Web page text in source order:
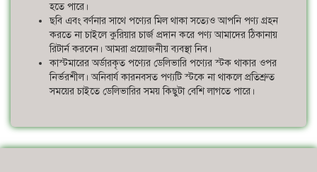
হতে পারে।
ছবি এবং বর্ণনার সাথে পণ্যের মিল থাকা সত্যেও আপনি পণ্য গ্রহন
করতে না চাইলে কুরিয়ার চার্জ প্রদান করে পণ্য আমাদের ঠিকানায়
রিটার্ন করবেন। আমরা প্রয়োজনীয় ব্যবস্থা নিব।
কাস্টমারের অর্ডারকৃত পণ্যের ডেলিভারি পণ্যের স্টক থাকার ওপর
নির্ভরশীল। অনিবার্য কারনবসত পণ্যটি স্টকে না থাকলে প্রতিশ্রুত
সময়ের চাইতে ডেলিভারির সময় কিছুটা বেশি লাগতে পারে।